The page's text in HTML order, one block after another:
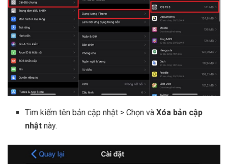
Tìm kiếm tên bản cập nhật > Chọn vàXóa bản cập
nhật này.